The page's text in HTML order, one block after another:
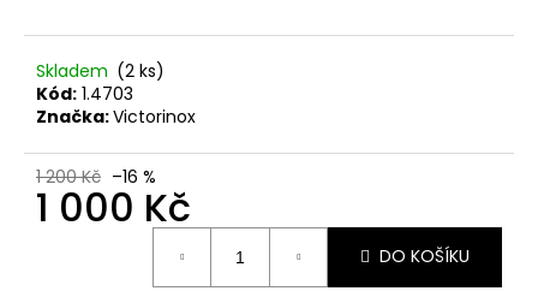
Skladem (2 ks)
Kód: 1.4703
Značka:Victorinox
1 200 Kč –16 %
1 000 Kč
DO KOŠÍKU
D
o
p
o